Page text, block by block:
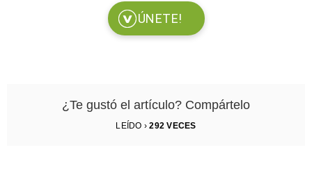
ÚNETE!
¿Te gustó el artículo? Compártelo
LEÍDO ›292 VECES